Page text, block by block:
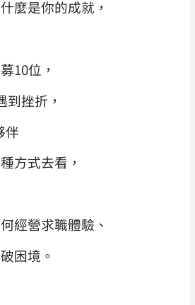
麼是你的成就，
10位，
挫折，
伴
方式去看，
經營求職體驗、
困境。